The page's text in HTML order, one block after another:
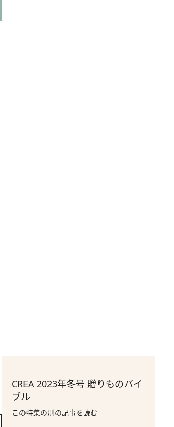
CREA 2023年冬号 贈りものバイ
ブル
この特集の別の記事を読む